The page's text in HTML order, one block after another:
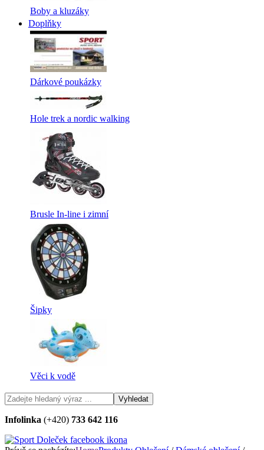
Boby a kluzáky
Doplňky
Dárkové poukázky
Hole trek a nordic walking
Brusle In-line i zimní
Šipky
Věci k vodě
Infolinka (+420) 733 642 116